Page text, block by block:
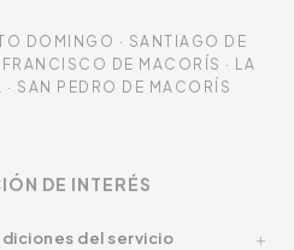
DOMINGO · SANTIAGO DE
DE MACORÍS · LA
· SAN PEDRO DE MACORÍS
DE INTERÉS
del servicio